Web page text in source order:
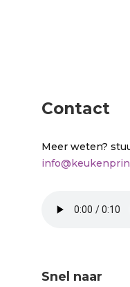
Contact
Meer weten?
Snel naar